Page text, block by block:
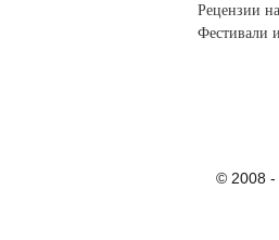
Рецензии
Фестивали
© 2008 -